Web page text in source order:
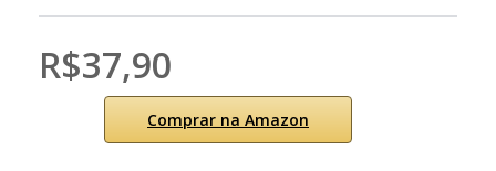
R$37,90
Comprar na Amazon